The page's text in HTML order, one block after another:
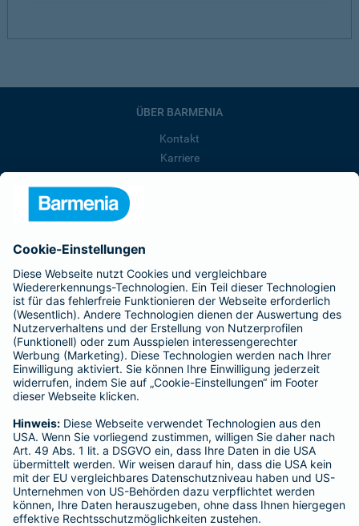
ÜBER BARMENIA
Kontakt
Karriere
Barmenia ist Teil der BarmeniaGothaer
BELIEBTE SEITEN
Kranken-Zusatzversicherung
Tierversicherungen
Haftpflichtversicherung
Hausratversicherung
Adresse ändern
Schaden melden
Kilometerstandsmeldung
Serviceübersicht